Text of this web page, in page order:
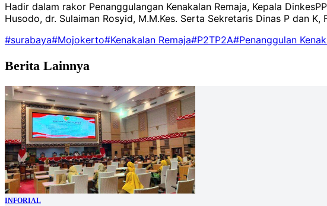
Hadir dalam rakor Penanggulangan Kenakalan Remaja, Kepala
Husodo, dr. Sulaiman Rosyid, M.M.Kes. Serta Sekretaris Dinas P dan K,
#surabaya#Mojokerto#Kenakalan Remaja#P2TP2A#Penanggulan
Berita Lainnya
INFORIAL